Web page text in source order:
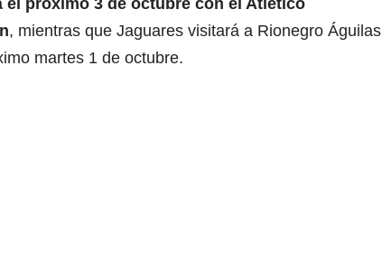
, mientras que Jaguares visitará a Rionegro Águilas
martes 1 de octubre.